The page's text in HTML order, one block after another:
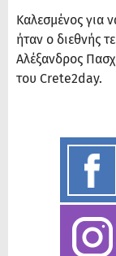
Καλεσμένος για
ήταν ο διεθνής
Αλέξανδρος
του Crete2day.